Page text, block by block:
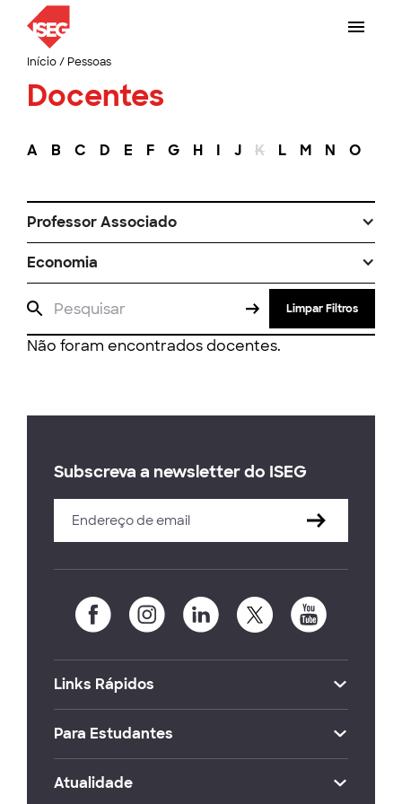
Início/ Pessoas
Docentes
A B C D E F G H I J K L M N O
Professor Associado
Economia
Limpar Filtros
Não foram encontrados docentes.
Subscreva a newsletter do ISEG
Links Rápidos
Para Estudantes
Atualidade